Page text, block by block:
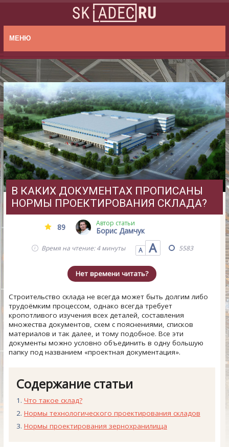
МЕНЮ
В КАКИХ ДОКУМЕНТАХ ПРОПИСАНЫ
НОРМЫ ПРОЕКТИРОВАНИЯ СКЛАДА?
89 Автор статьи
Борис Дамчук
Время на чтение: 4 минуты А А 5583
Нет времени читать?
Строительство склада не всегда может быть долгим либо
трудоёмким процессом, однако всегда требует
кропотливого изучения всех деталей, составления
множества документов, схем с пояснениями, списков
материалов и так далее, и тому подобное. Все эти
документы можно условно объединить в одну большую
папку под названием «проектная документация».
Содержание статьи
Что такое склад?
Нормы технологического проектирования складов
Нормы проектирования зернохранилища